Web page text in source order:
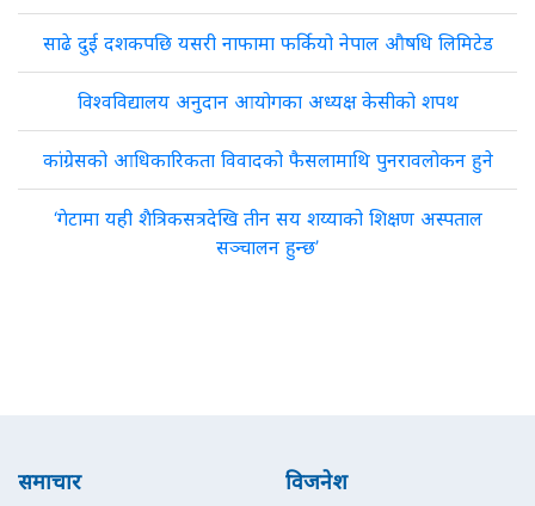
साढे दुई दशकपछि यसरी नाफामा फर्कियो नेपाल औषधि लिमिटेड
विश्वविद्यालय अनुदान आयोगका अध्यक्ष केसीको शपथ
कांग्रेसको आधिकारिकता विवादको फैसलामाथि पुनरावलोकन हुने
‘गेटामा यही शैत्रिकसत्रदेखि तीन सय शय्याको शिक्षण अस्पताल
सञ्चालन हुन्छ’
समाचार विजनेश